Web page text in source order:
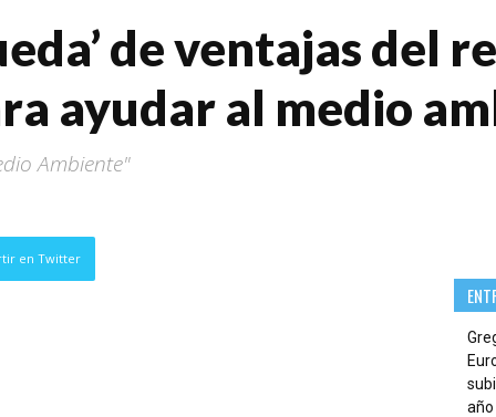
de ventajas del
ayudar al medio
Ambiente"
en Twitter
año